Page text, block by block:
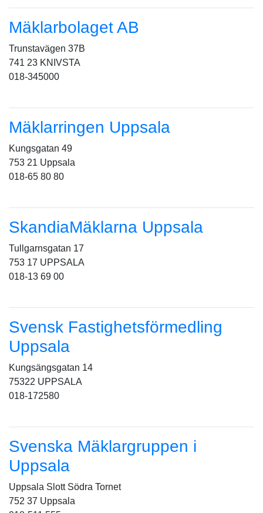
Mäklarbolaget AB
Trunstavägen 37B
741 23 KNIVSTA
018-345000
Mäklarringen Uppsala
Kungsgatan 49
753 21 Uppsala
018-65 80 80
SkandiaMäklarna Uppsala
Tullgarnsgatan 17
753 17 UPPSALA
018-13 69 00
Svensk Fastighetsförmedling
Uppsala
Kungsängsgatan 14
75322 UPPSALA
018-172580
Svenska Mäklargruppen i
Uppsala
Uppsala Slott Södra Tornet
752 37 Uppsala